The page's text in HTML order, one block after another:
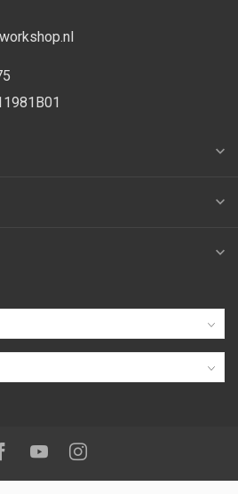
ons op:
Facebook
YoutubeInstagram